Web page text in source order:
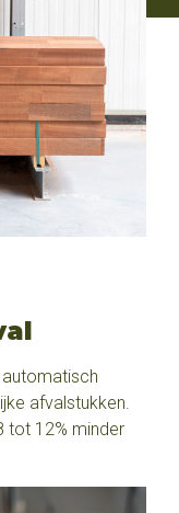
automatisch
afvalstukken.
tot 12% minder